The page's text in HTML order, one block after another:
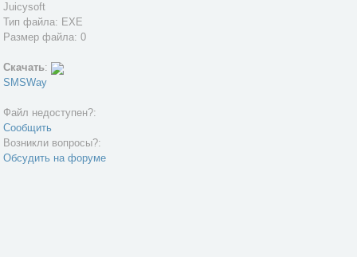
Juicysoft
Тип файла: EXE
Размер файла: 0
Скачать:
SMSWay
Файл недоступен?:
Сообщить
Возникли вопросы?:
Обсудить на форуме